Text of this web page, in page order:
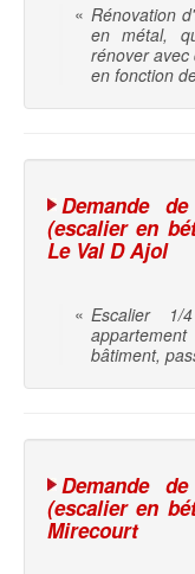
« Rénovation
en métal,
rénover
en fonction
Demande
(escalier en
Le Val D Ajol
« Escalier
bâtiment,
Demande
(escalier en
Mirecourt